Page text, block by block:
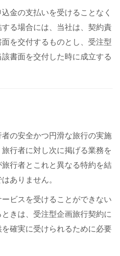
金の支払いを受けることなく
る場合には、当社は、契約責
を交付するものとし、受注型
書面を交付した時に成立する
の安全かつ円滑な旅行の実施
行者に対し次に掲げる業務を
行者とこれと異なる特約を結
ありません。
ビスを受けることができない
きは、受注型企画旅行契約に
確実に受けられるために必要